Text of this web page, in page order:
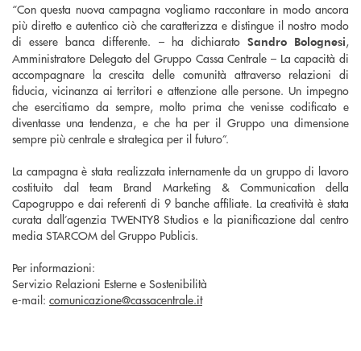
“Con questa nuova campagna vogliamo raccontare in modo ancora
più diretto e autentico ciò che caratterizza e distingue il nostro modo
di essere banca differente. – ha dichiarato Sandro Bolognesi,
Amministratore Delegato del Gruppo Cassa Centrale – La capacità di
accompagnare la crescita delle comunità attraverso relazioni di
fiducia, vicinanza ai territori e attenzione alle persone. Un impegno
che esercitiamo da sempre, molto prima che venisse codificato e
diventasse una tendenza, e che ha per il Gruppo una dimensione
sempre più centrale e strategica per il futuro”.
La campagna è stata realizzata internamente da un gruppo di lavoro
costituito dal team Brand Marketing & Communication della
Capogruppo e dai referenti di 9 banche affiliate. La creatività è stata
curata dall’agenzia TWENTY8 Studios e la pianificazione dal centro
media STARCOM del Gruppo Publicis.
Per informazioni:
Servizio Relazioni Esterne e Sostenibilità
e-mail: comunicazione@cassacentrale.it